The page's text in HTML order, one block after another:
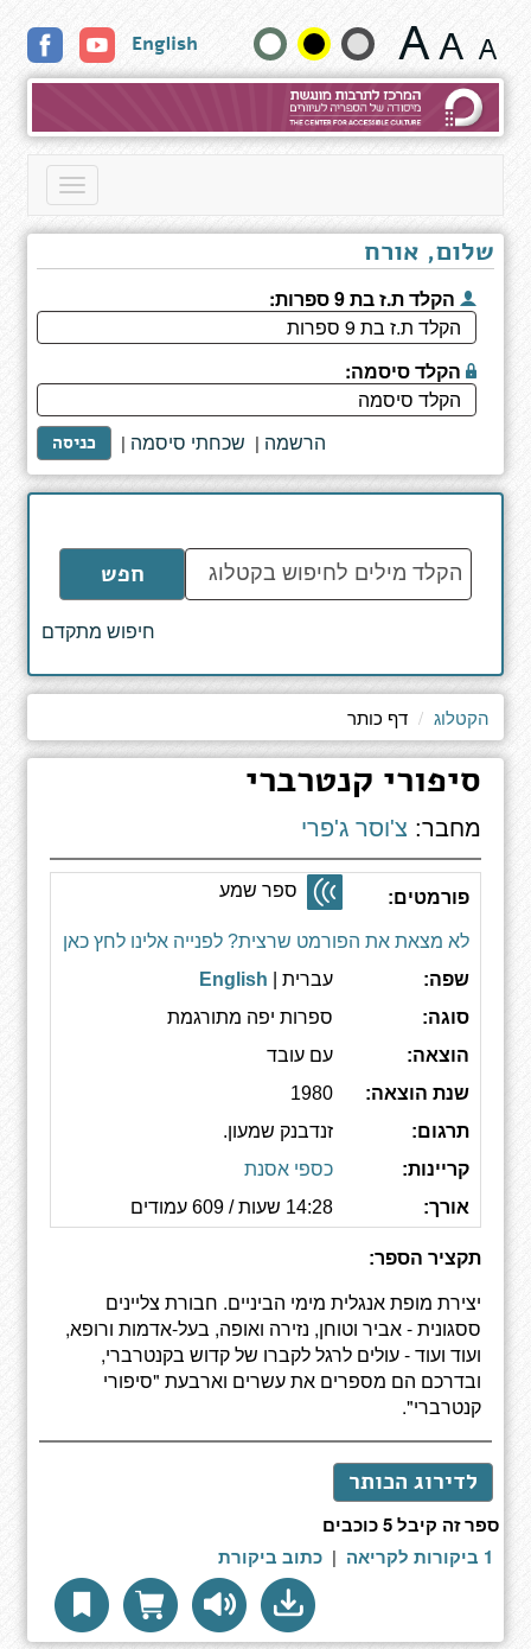
קנטרברי
שנה
גודל
טקסט
English
Toggle
שלום, אורח
הקלד ת.ז בת 9 ספרות:
הקלד סיסמה:
כניסה | שכחתי סיסמה | הרשמה
הקלד
מילים
לחיפוש
חפש
חיפוש מתקדם
הקטלוג דף כותר
סיפורי קנטרברי
מחבר: צ'וסר ג'פרי
פורמטים: ספר שמע
לא מצאת את הפורמט שרצית? לפנייה אלינו לחץ כאן
שפה:
עברית | English
סוגה:
ספרות יפה מתורגמת
הוצאה:
עם עובד
שנת הוצאה:
1980
תרגום:
זנדבנק שמעון.
קריינות:
כספי אסנת
אורך:
14:28 שעות / 609 עמודים
תקציר הספר:
יצירת מופת אנגלית מימי הביניים. חבורת צליינים
ססגונית - אביר וטוחן, נזירה ואופה, בעל-אדמות ורופא,
ועוד ועוד - עולים לרגל לקברו של קדוש בקנטרברי,
ובדרכם הם מספרים את עשרים וארבעת "סיפורי
קנטרברי".
לדירוג הכותר
ספר זה קיבל 5 כוכבים
1 ביקורות לקריאה
| כתוב ביקורת